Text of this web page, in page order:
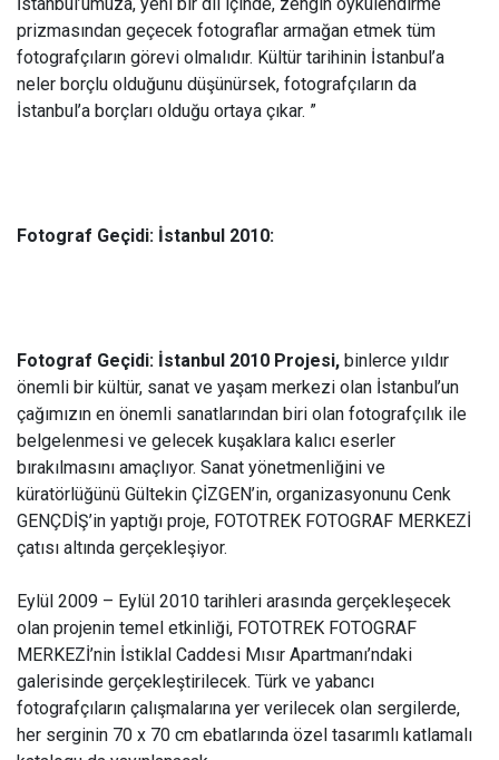
prizmasından geçecek fotograflar armağan etmek tüm
fotografçıların görevi olmalıdır. Kültür tarihinin İstanbul’a
neler borçlu olduğunu düşünürsek, fotografçıların da
İstanbul’a borçları olduğu ortaya çıkar. ”
Fotograf Geçidi: İstanbul 2010:
Fotograf Geçidi: İstanbul 2010 Projesi, binlerce yıldır
önemli bir kültür, sanat ve yaşam merkezi olan İstanbul’un
çağımızın en önemli sanatlarından biri olan fotografçılık ile
belgelenmesi ve gelecek kuşaklara kalıcı eserler
bırakılmasını amaçlıyor. Sanat yönetmenliğini ve
küratörlüğünü Gültekin ÇİZGEN’in, organizasyonunu Cenk
GENÇDİŞ’in yaptığı proje, FOTOTREK FOTOGRAF MERKEZİ
çatısı altında gerçekleşiyor.
Eylül 2009 – Eylül 2010 tarihleri arasında gerçekleşecek
olan projenin temel etkinliği, FOTOTREK FOTOGRAF
MERKEZİ’nin İstiklal Caddesi Mısır Apartmanı’ndaki
galerisinde gerçekleştirilecek. Türk ve yabancı
fotografçıların çalışmalarına yer verilecek olan sergilerde,
her serginin 70 x 70 cm ebatlarında özel tasarımlı katlamalı